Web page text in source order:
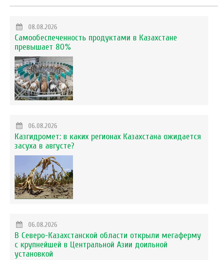
08.08.2026
Самообеспеченность продуктами в Казахстане
превышает 80%
06.08.2026
Казгидромет: в каких регионах Казахстана ожидается
засуха в августе?
06.08.2026
В Северо-Казахстанской области открыли мегаферму
с крупнейшей в Центральной Азии доильной
установкой